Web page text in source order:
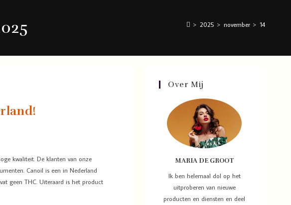
> 2025 > november > 14
kwaliteit. De klanten van onze
Canoil is een in Nederland
geen THC. Uiteraard is het product
Over Mij
MARIA DE GROOT
Ik ben helemaal dol op het
uitproberen van nieuwe
producten en diensten en deel